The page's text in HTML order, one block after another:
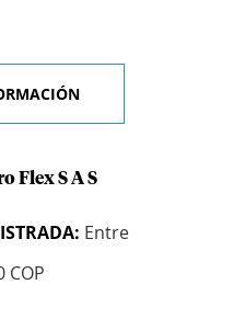
Flex S A S
Entre
COP